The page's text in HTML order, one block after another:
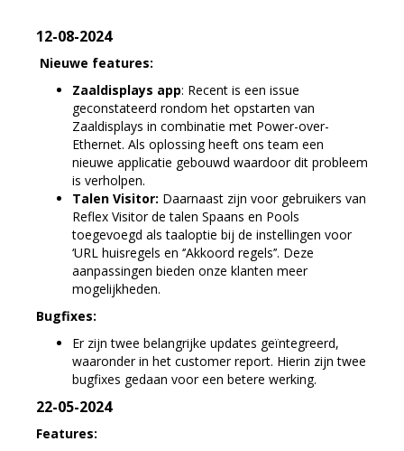
12-08-2024
Nieuwe features:
Zaaldisplays app: Recent is een issue
geconstateerd rondom het opstarten van
Zaaldisplays in combinatie met Power-over-
Ethernet. Als oplossing heeft ons team een
nieuwe applicatie gebouwd waardoor dit probleem
is verholpen.
Talen Visitor: Daarnaast zijn voor gebruikers van
Reflex Visitor de talen Spaans en Pools
toegevoegd als taaloptie bij de instellingen voor
‘URL huisregels en ‘’Akkoord regels’’. Deze
aanpassingen bieden onze klanten meer
mogelijkheden.
Bugfixes:
Er zijn twee belangrijke updates geïntegreerd,
waaronder in het customer report. Hierin zijn twee
bugfixes gedaan voor een betere werking.
22-05-2024
Features: